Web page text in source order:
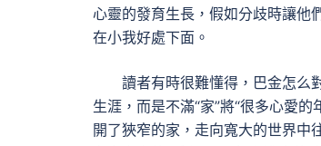
心靈的發育生長，假如分歧時讓他
在小我好處下面。
讀者有時很難懂得，巴金怎么
生涯，而是不滿“家”將“很多心愛
開了狹窄的家，走向寬大的世界中